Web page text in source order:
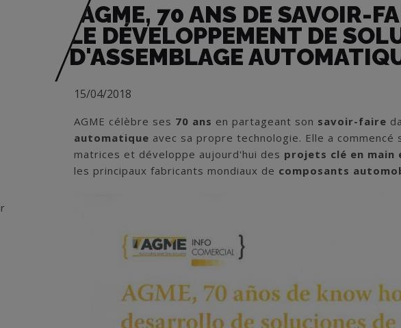
AGME, 70 ANS DE SAVOIR-
LE DÉVELOPPEMENT DE
D'ASSEMBLAGE
15/04/2018
AGME célèbre ses 70 ans en partageant son savoir-faire
automatique avec sa propre technologie. Elle a
matrices et développe aujourd'hui des projets clé en main
les principaux fabricants mondiaux de composants